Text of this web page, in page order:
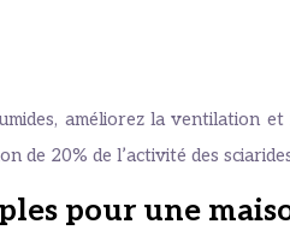
améliorez la ventilation
de 20% de l’activité des
pour une